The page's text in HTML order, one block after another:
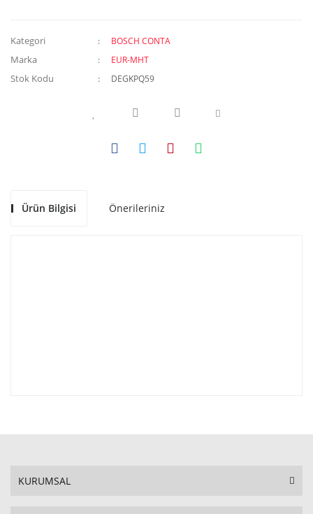
Kategori BOSCH CONTA
Marka EUR-MHT
Stok Kodu DEGKPQ59
Ürün Bilgisi Önerileriniz
KURUMSAL